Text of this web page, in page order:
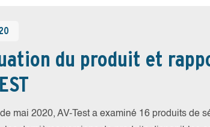
du produit et
mai 2020, AV-Test a examiné 16 produits de